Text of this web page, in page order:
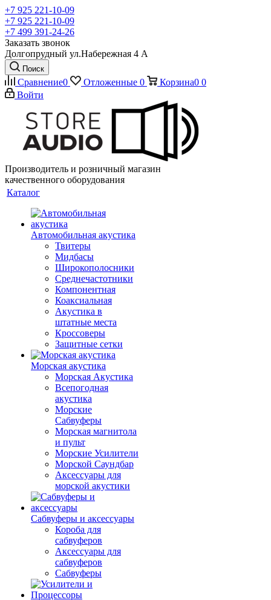
+7 925 221-10-09
+7 925 221-10-09
+7 499 391-24-26
Заказать звонок
Долгопрудный ул.Набережная 4 А
Поиск
Сравнение0 Отложенные 0 Корзина0 0
Войти
Производитель и розничный магазин
качественного оборудования
Каталог
Автомобильная акустика
Твитеры
Мидбасы
Широкополосники
Среднечастотники
Компонентная
Коаксиальная
Акустика в
штатные места
Кроссоверы
Защитные сетки
Морская акустика
Морская Акустика
Всепогодная
акустика
Морские
Сабвуферы
Морская магнитола
и пульт
Морские Усилители
Морской Cаундбар
Аксессуары для
морской акустики
Сабвуферы и аксессуары
Короба для
сабвуферов
Аксессуары для
сабвуферов
Сабвуферы